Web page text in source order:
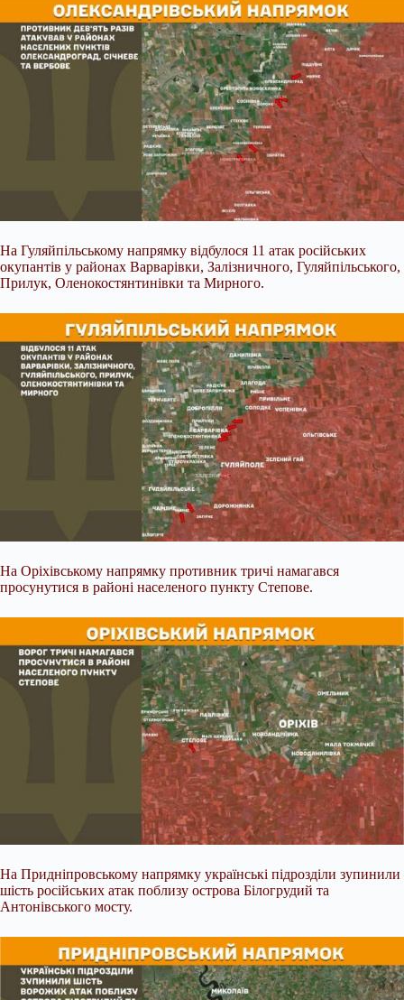
На Гуляйпільському напрямку відбулося 11 атак російських
окупантів у районах Варварівки, Залізничного, Гуляйпільського,
Прилук, Оленокостянтинівки та Мирного.
На Оріхівському напрямку противник тричі намагався
просунутися в районі населеного пункту Степове.
На Придніпровському напрямку українські підрозділи зупинили
шість російських атак поблизу острова Білогрудий та
Антонівського мосту.